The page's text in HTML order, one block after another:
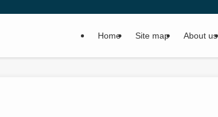
Home Site map About us